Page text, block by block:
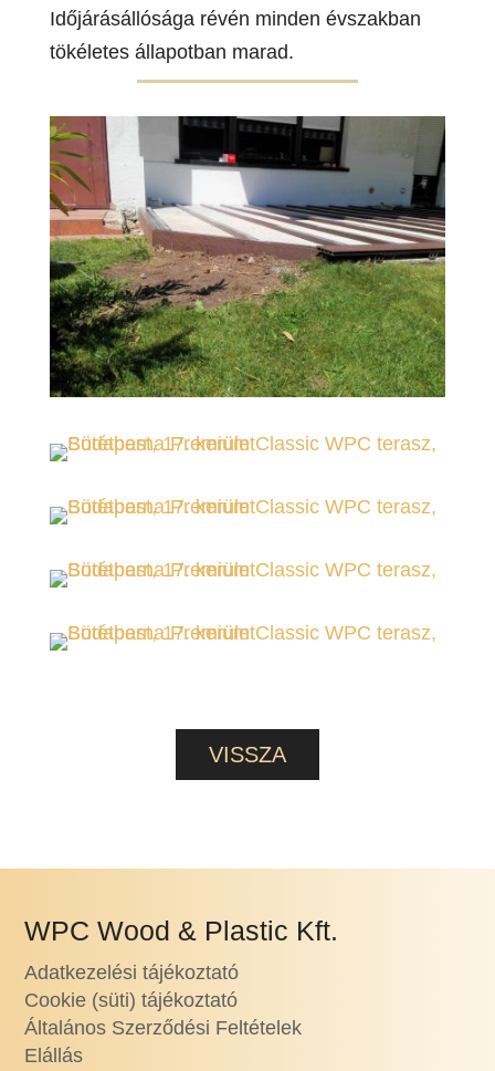
Időjárásállósága révén minden évszakban
tökéletes állapotban marad.
WPC Wood & Plastic Kft.
Adatkezelési tájékoztató
Cookie (süti) tájékoztató
Általános Szerződési Feltételek
Elállás